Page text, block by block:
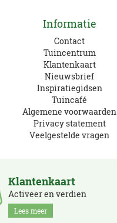
Informatie
Contact
Tuincentrum
Klantenkaart
Nieuwsbrief
Inspiratiegidsen
Tuincafé
Algemene voorwaarden
Privacy statement
Veelgestelde vragen
Klantenkaart
Activeer en verdien
Lees meer